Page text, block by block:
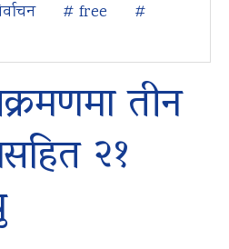
# free
#
तीन
२१